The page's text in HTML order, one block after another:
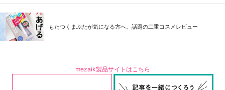
もたつくまぶたが気になる方へ。話題の二重コスメレビュー
mezaik製品サイトはこちら